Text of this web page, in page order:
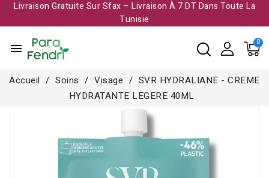
Livraison Gratuite Sur Sfax – Livraison À 7 DT Dans Toute La
Tunisie​
menu
Accueil Soins Visage
SVR HYDRALIANE - CREME
HYDRATANTE LEGERE 40ML